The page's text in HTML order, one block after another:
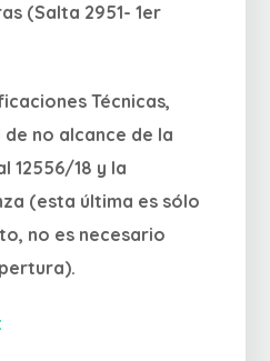
(Salta 2951- 1er
Técnicas,
no alcance de la
12556/18 y la
(esta última es sólo
no es necesario